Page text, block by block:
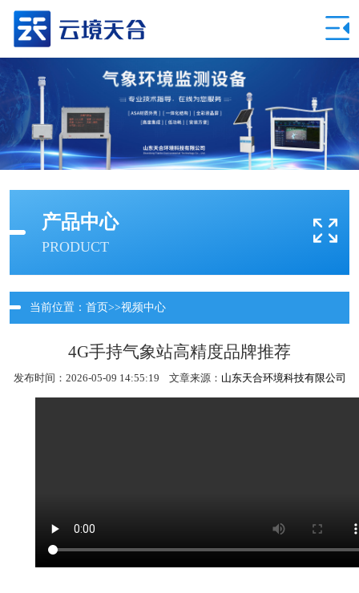
产品中心
PRODUCT
当前位置： 首页>>视频中心
4G手持气象站高精度品牌推荐
发布时间：2026-05-09 14:55:19 文章来源： 山东天合环境科技有限公司